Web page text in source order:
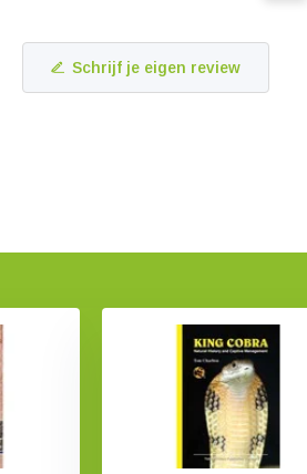
Schrijf je eigen review